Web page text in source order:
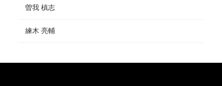
曽我 槙志
練木 亮輔